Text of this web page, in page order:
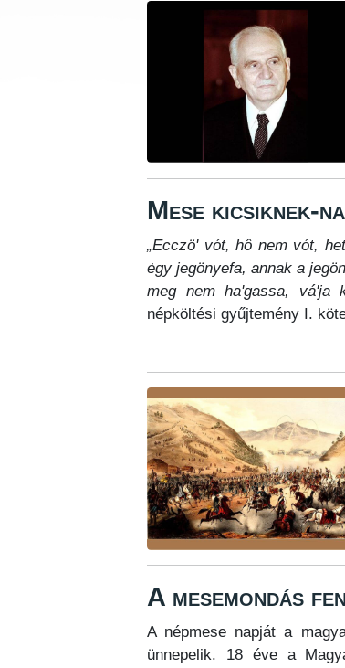
Mese kicsiknek-
„Ecczö' vót, hô nem vót,
ėgy jegönyefa, annak a
meg nem ha'gassa, vá'ja
népköltési gyűjtemény I.
A mesemondás
A népmese napját a
ünnepelik. 18 éve a